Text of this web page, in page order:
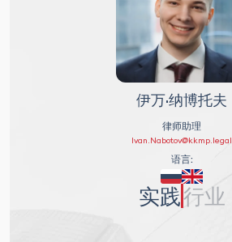
伊万·纳博托夫
律师助理
Ivan.Nabotov@kkmp.legal
语言:
实践行业